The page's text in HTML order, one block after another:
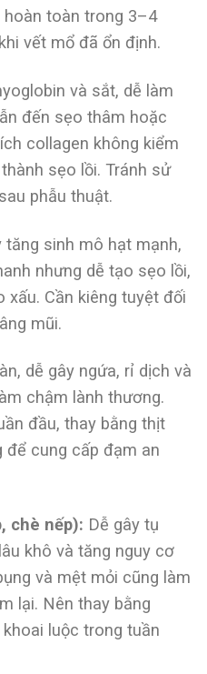
hoàn toàn trong 3–4
vết mổ đã ổn định.
và sắt, dễ làm
đến sẹo thâm hoặc
collagen không kiểm
sẹo lồi. Tránh sử
phẫu thuật.
tăng sinh mô hạt mạnh,
nhưng dễ tạo sẹo lồi,
Cần kiêng tuyệt đối
mũi.
dễ gây ngứa, rỉ dịch và
chậm lành thương.
đầu, thay bằng thịt
để cung cấp đạm an
chè nếp): Dễ gây tụ
khô và tăng nguy cơ
và mệt mỏi cũng làm
lại. Nên thay bằng
luộc trong tuần